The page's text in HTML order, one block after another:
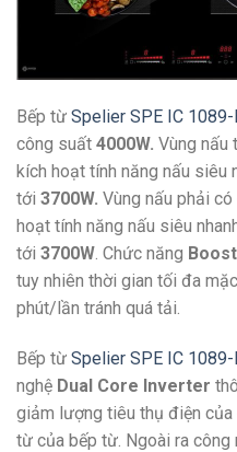
Bếp từ Spelier SPE IC 1089-
công suất 4000W. Vùng nấu
kích hoạt tính năng nấu siêu
tới 3700W. Vùng nấu phải
hoạt tính năng nấu siêu
tới 3700W . Chức năng
tuy nhiên thời gian tối đa
phút/lần tránh quá tải.
Bếp từ Spelier SPE IC 1089-
nghệ Dual Core Inverter
giảm lượng tiêu thụ điện
từ của bếp từ. Ngoài ra công